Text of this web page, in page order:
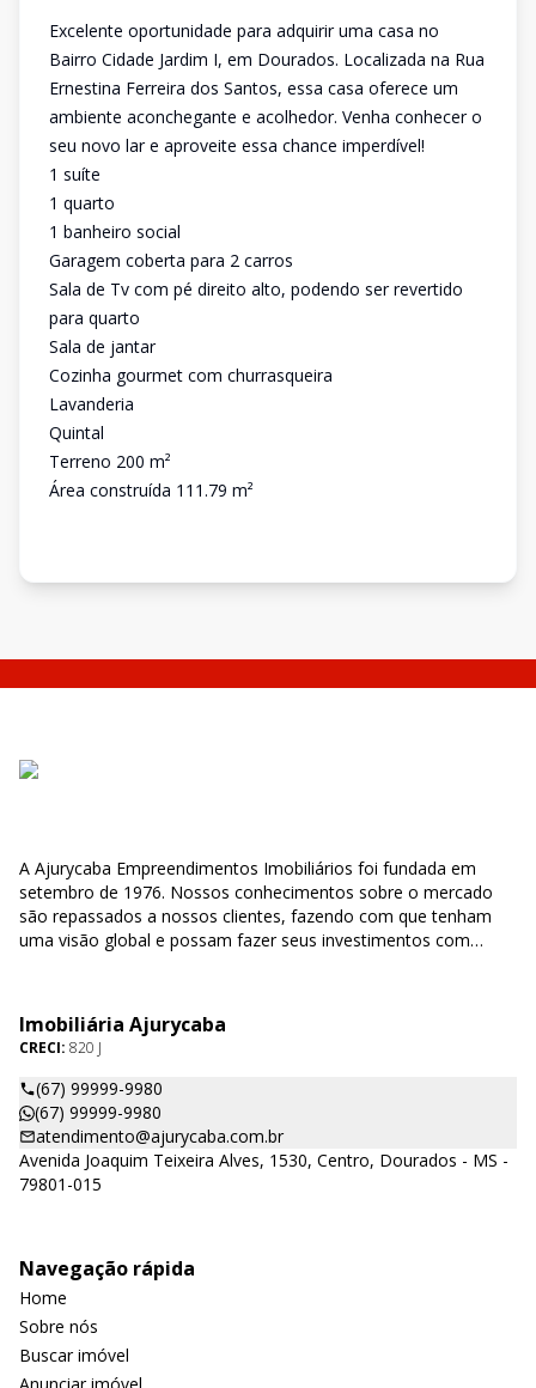
Excelente oportunidade para adquirir uma casa no
Bairro Cidade Jardim I, em Dourados. Localizada na Rua
Ernestina Ferreira dos Santos, essa casa oferece um
ambiente aconchegante e acolhedor. Venha conhecer o
seu novo lar e aproveite essa chance imperdível!
1 suíte
1 quarto
1 banheiro social
Garagem coberta para 2 carros
Sala de Tv com pé direito alto, podendo ser revertido
para quarto
Sala de jantar
Cozinha gourmet com churrasqueira
Lavanderia
Quintal
Terreno 200 m²
Área construída 111.79 m²
A Ajurycaba Empreendimentos Imobiliários foi fundada em
setembro de 1976. Nossos conhecimentos sobre o mercado
são repassados a nossos clientes, fazendo com que tenham
uma visão global e possam fazer seus investimentos com
Imobiliária Ajurycaba
CRECI: 820 J
(67) 99999-9980
(67) 99999-9980
atendimento@ajurycaba.com.br
Avenida Joaquim Teixeira Alves, 1530, Centro, Dourados - MS -
79801-015
Navegação rápida
Home
Sobre nós
Buscar imóvel